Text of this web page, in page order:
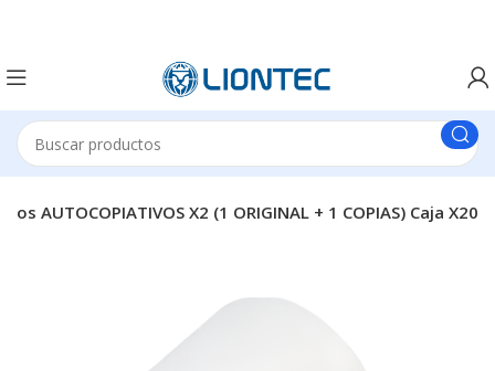
AUTOCOPIATIVOS X2 (1 ORIGINAL + 1 COPIAS) Caja X20